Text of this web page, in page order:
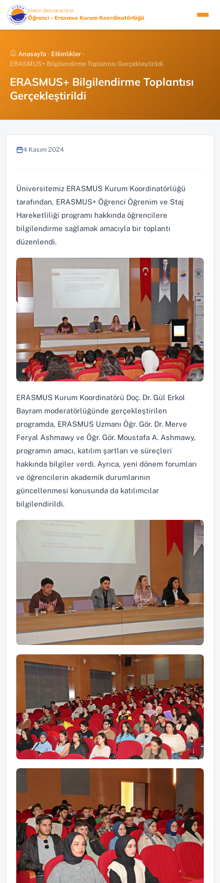
İçeriğe
atla
SİNOP ÜNİVERSİTESİ(YENI SEKMEDE AÇILIR)
Öğrenci - Erasmus Kurum Koordinatörlüğü
Anasayfa
Etkinlikler
ERASMUS+ Bilgilendirme Toplantısı Gerçekleştirildi
ERASMUS+ Bilgilendirme Toplantısı
Gerçekleştirildi
4 Kasım 2024
Üniversitemiz ERASMUS Kurum Koordinatörlüğü
tarafından, ERASMUS+ Öğrenci Öğrenim ve Staj
Hareketliliği programı hakkında öğrencilere
bilgilendirme sağlamak amacıyla bir toplantı
düzenlendi.
ERASMUS Kurum Koordinatörü Doç. Dr. Gül Erkol
Bayram moderatörlüğünde gerçekleştirilen
programda, ERASMUS Uzmanı Öğr. Gör. Dr. Merve
Feryal Ashmawy ve Öğr. Gör. Moustafa A. Ashmawy,
programın amacı, katılım şartları ve süreçleri
hakkında bilgiler verdi. Ayrıca, yeni dönem forumları
ve öğrencilerin akademik durumlarının
güncellenmesi konusunda da katılımcılar
bilgilendirildi.